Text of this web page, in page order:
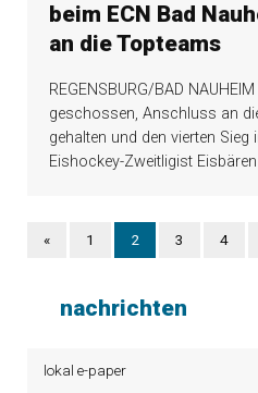
beim ECN Bad
an die Topteams
REGENSBURG/BAD
geschossen, Anschluss an
gehalten und den vierten Sieg
Eishockey-Zweitligist Eisbären
« 1 2 3 4
nachrichten
lokal e-paper